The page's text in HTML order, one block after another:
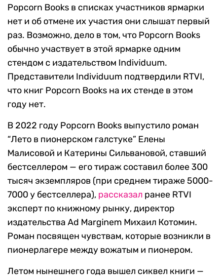
Popсorn Books в списках участников ярмарки
нет и об отмене их участия они слышат первый
раз. Возможно, дело в том, что Popсorn Books
обычно участвует в этой ярмарке одним
стендом с издательством Individuum.
Представители Individuum подтвердили RTVI,
что книг Popсorn Books на их стенде в этом
году нет.
В 2022 году Popcorn Books выпустило роман
“Лето в пионерском галстуке” Елены
Малисовой и Катерины Сильвановой, ставший
бестселлером — его тираж составил более 300
тысяч экземпляров (при среднем тираже 5000-
7000 у бестселлера), рассказал ранее RTVI
эксперт по книжному рынку, директор
издательства Ad Marginem Михаил Котомин.
Роман посвящен чувствам, которые возникли в
пионерлагере между вожатым и пионером.
Летом нынешнего года вышел сиквел книги —